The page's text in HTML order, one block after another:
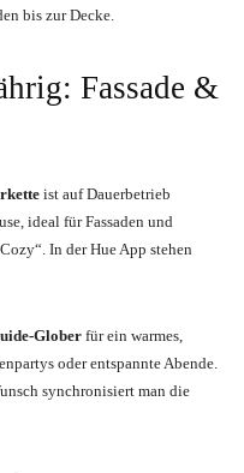
bis zur Decke.
Fassade &
ist auf Dauerbetrieb
ideal für Fassaden und
In der Hue App stehen
Globerfür ein warmes,
oder entspannte Abende.
synchronisiert man die